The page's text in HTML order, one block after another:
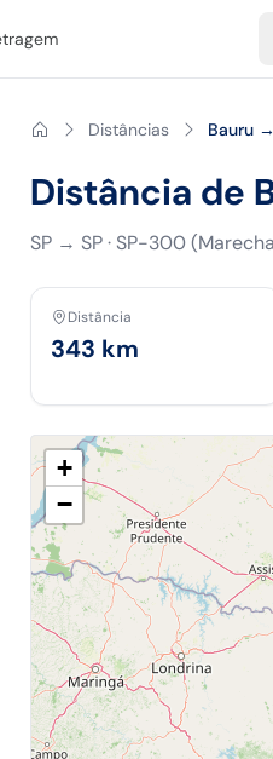
Distâncias Bauru
Distância de
SP → SP· SP-300
Distância
343 km
+
−